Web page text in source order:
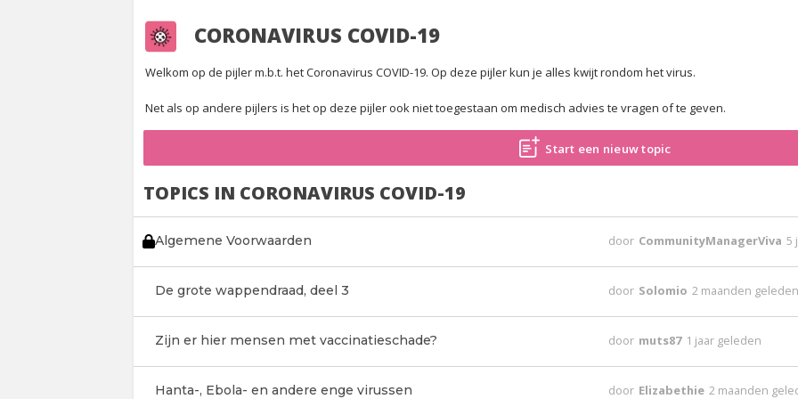
CORONAVIRUS COVID-19
Welkom op de pijler m.b.t. het Coronavirus COVID-19. Op deze pijler kun je alles kwijt rondom het virus.
Net als op andere pijlers is het op deze pijler ook niet toegestaan om medisch advies te vragen of te geven.
Start een nieuw topic
TOPICS IN CORONAVIRUS COVID-19
Algemene Voorwaarden door CommunityManagerViva 5
De grote wappendraad, deel 3 door Solomio 2 maanden
Zijn er hier mensen met vaccinatieschade? door muts87 1 jaar geleden
Hanta-, Ebola- en andere enge virussen door Elizabethie 2 maanden